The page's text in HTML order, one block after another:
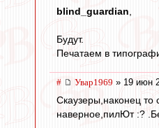
blind_guardian
Будут.
Печатаем в
# Увар1969 » 19 июн
Скаузеры,наконец то
наверное,пилЮт :?